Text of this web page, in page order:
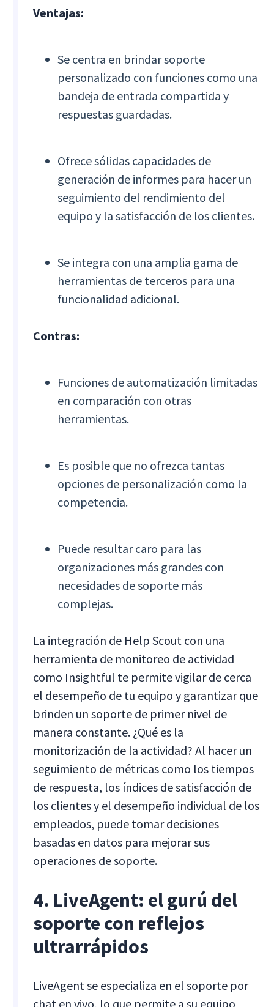
Ventajas:
Se centra en brindar soporte
personalizado con funciones como una
bandeja de entrada compartida y
respuestas guardadas.
Ofrece sólidas capacidades de
generación de informes para hacer un
seguimiento del rendimiento del
equipo y la satisfacción de los clientes.
Se integra con una amplia gama de
herramientas de terceros para una
funcionalidad adicional.
Contras:
Funciones de automatización limitadas
en comparación con otras
herramientas.
Es posible que no ofrezca tantas
opciones de personalización como la
competencia.
Puede resultar caro para las
organizaciones más grandes con
necesidades de soporte más
complejas.
La integración de Help Scout con una
herramienta de monitoreo de actividad
como Insightful te permite vigilar de cerca
el desempeño de tu equipo y garantizar que
brinden un soporte de primer nivel de
manera constante. ¿Qué es la
monitorización de la actividad? Al hacer un
seguimiento de métricas como los tiempos
de respuesta, los índices de satisfacción de
los clientes y el desempeño individual de los
empleados, puede tomar decisiones
basadas en datos para mejorar sus
operaciones de soporte.
4. LiveAgent: el gurú del
soporte con reflejos
ultrarrápidos
LiveAgent se especializa en el soporte por
chat en vivo, lo que permite a su equipo